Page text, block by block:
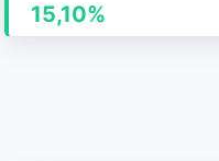
15,10%